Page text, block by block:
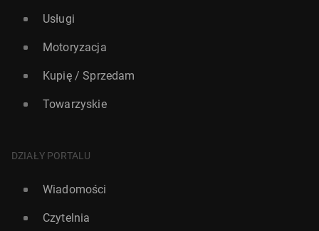
Usługi
Motoryzacja
Kupię / Sprzedam
Towarzyskie
DZIAŁY PORTALU
Wiadomości
Czytelnia